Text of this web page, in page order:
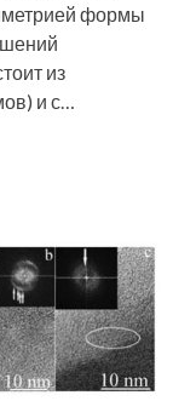
формы
из
и с…